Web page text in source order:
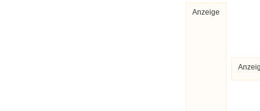
Anzeige